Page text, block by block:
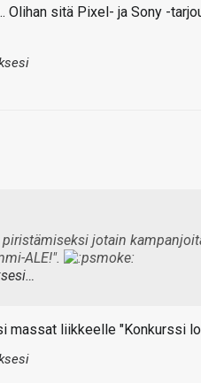
Olihan sitä Pixel- ja Sony -
jotain
ALE!".
massat liikkeelle "Konkurssi